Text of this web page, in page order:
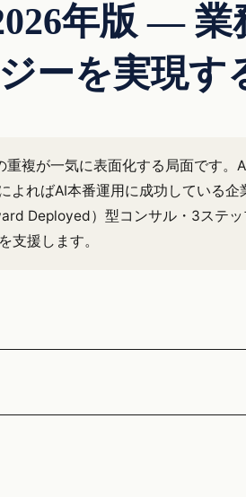
年版 — 業
ーを実現す
複が一気に表面化する局面です。
よればAI本番運用に成功している企
Deployed）型コンサル・3ステ
支援します。